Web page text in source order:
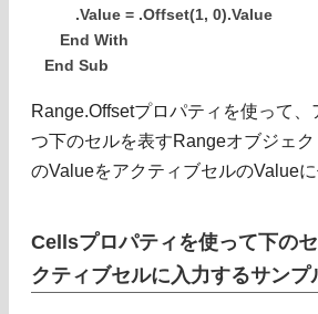
.Value = .Offset(1, 0).Value
End With
End Sub
Range.Offsetプロパティを使って
つ下のセルを表すRangeオブジェ
のValueをアクティブセルのValueに
Cellsプロパティを使って下の
クティブセルに入力するサンプ